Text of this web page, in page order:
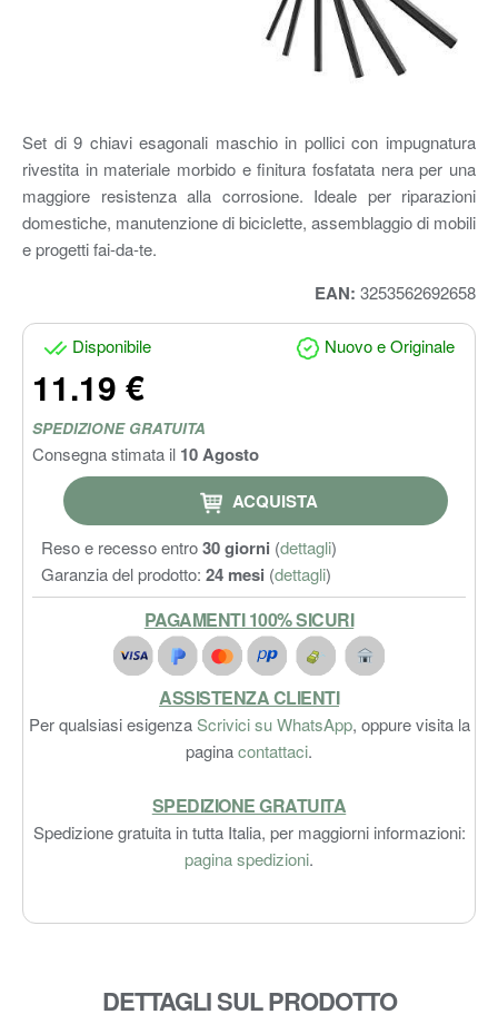
Set di 9 chiavi esagonali maschio in pollici con impugnatura
rivestita in materiale morbido e finitura fosfatata nera per una
maggiore resistenza alla corrosione. Ideale per riparazioni
domestiche, manutenzione di biciclette, assemblaggio di mobili
e progetti fai-da-te.
EAN: 3253562692658
Disponibile Nuovo e Originale
11.19 €
SPEDIZIONE GRATUITA
Consegna stimata il 10 Agosto
ACQUISTA
Reso e recesso entro30 giorni (dettagli)
Garanzia del prodotto: 24 mesi (dettagli)
PAGAMENTI 100% SICURI
ASSISTENZA CLIENTI
Per qualsiasi esigenzaScrivici su WhatsApp, oppure visita la
paginacontattaci.
SPEDIZIONE GRATUITA
Spedizione gratuita in tutta Italia, per maggiorni informazioni:
pagina spedizioni.
DETTAGLI SUL PRODOTTO